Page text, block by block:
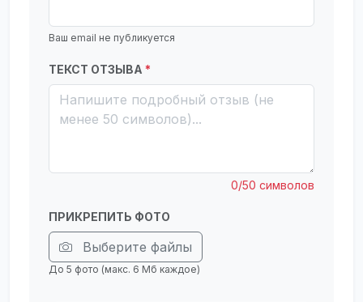
Ваш email не публикуется
ТЕКСТ ОТЗЫВА *
0/50 символов
ПРИКРЕПИТЬ ФОТО
Выберите файлы
До 5 фото (макс. 6 Мб каждое)